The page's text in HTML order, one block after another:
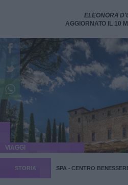
ELEONORA
AGGIORNATO IL 10
VIAGGI
STORIA SPA - CENTRO